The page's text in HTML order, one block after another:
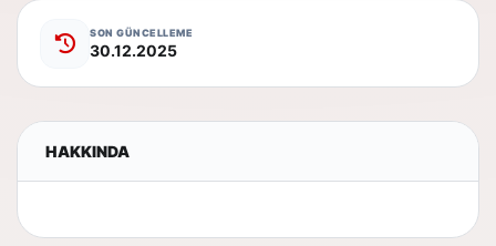
SON GÜNCELLEME
30.12.2025
HAKKINDA